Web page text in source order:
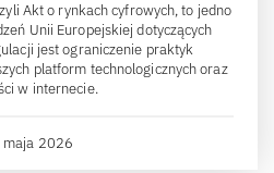
Akt o rynkach cyfrowych, to jedno
Unii Europejskiej dotyczących
jest ograniczenie praktyk
platform technologicznych oraz
w internecie.
maja 2026